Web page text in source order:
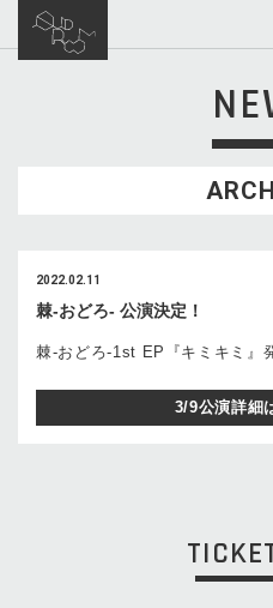
2022.02.11
棘-おどろ- 公演決定！
棘-おどろ-1st EP『キミキミ』
3/9公演詳細